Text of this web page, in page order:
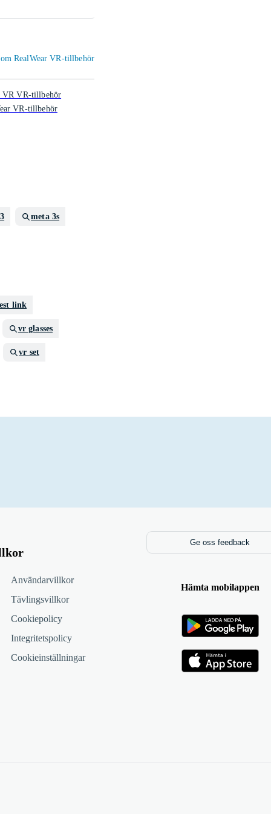
RealWear VR-tillbehör
VR VR-tillbehör
VR-tillbehör
meta 3s
link
vr glasses
vr set
Användarvillkor
Tävlingsvillkor
Cookiepolicy
Integritetspolicy
Cookieinställningar
Ge oss feedback
Hämta mobilappen